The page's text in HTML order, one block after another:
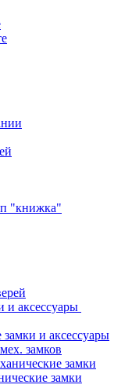
"книжка"
и аксессуары
и аксессуары
замков
замки
замки